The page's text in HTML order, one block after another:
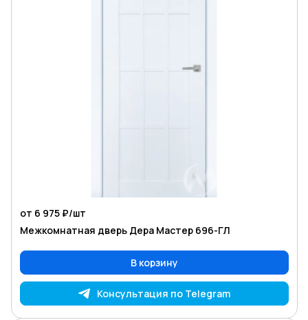
от 6 975 ₽/шт
Межкомнатная дверь Дера Мастер 696-ГЛ
В корзину
Консультация по Telegram